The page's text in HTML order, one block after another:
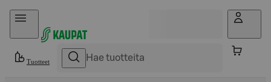
Hyppää sisältöön
Tuotteet